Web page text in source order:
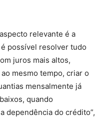
relevante é a
possível resolver tudo
juros mais altos,
mesmo tempo, criar o
mensalmente já
quando
dependência do crédito”,